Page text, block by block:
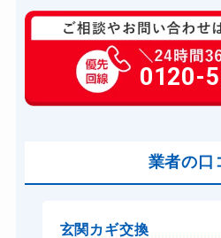
玄関カギ開け
玄関カギ修理
玄関カギ作成
バイクカギ作成
0120-
業者の口
玄関カギ交換